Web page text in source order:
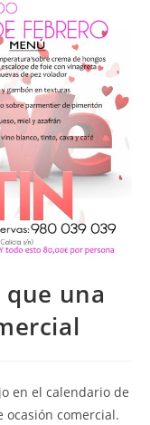
que una
en el calendario de
ocasión comercial.